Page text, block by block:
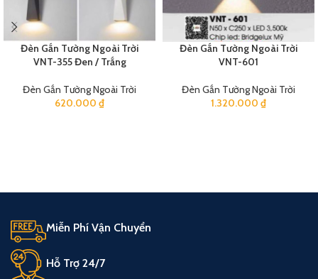
Đèn Gắn Tường Ngoài Trời
VNT-355 Đen / Trắng
Đèn Gắn Tường Ngoài Trời
620.000 ₫
Đèn Gắn Tường Ngoài Trời
VNT-601
Đèn Gắn Tường Ngoài Trời
1.320.000 ₫
Miễn Phí Vận Chuyển
Hỗ Trợ 24/7